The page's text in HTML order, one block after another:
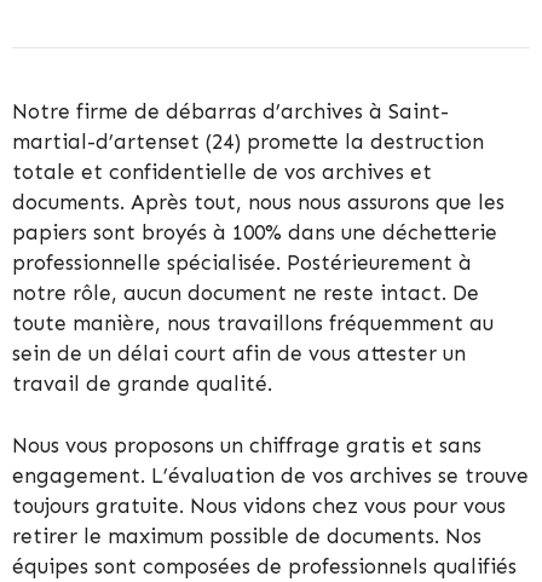
Notre firme de débarras d’archives à Saint-
martial-d’artenset (24) promette la destruction
totale et confidentielle de vos archives et
documents. Après tout, nous nous assurons que les
papiers sont broyés à 100% dans une déchetterie
professionnelle spécialisée. Postérieurement à
notre rôle, aucun document ne reste intact. De
toute manière, nous travaillons fréquemment au
sein de un délai court afin de vous attester un
travail de grande qualité.
Nous vous proposons un chiffrage gratis et sans
engagement. L’évaluation de vos archives se trouve
toujours gratuite. Nous vidons chez vous pour vous
retirer le maximum possible de documents. Nos
équipes sont composées de professionnels qualifiés